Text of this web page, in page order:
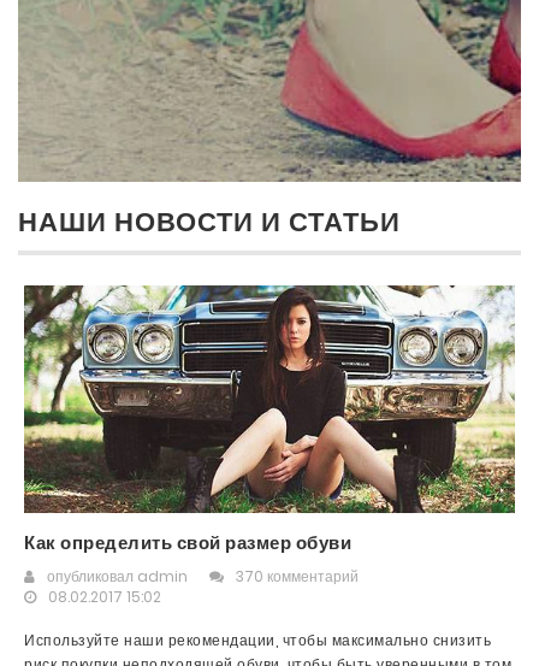
НАШИ НОВОСТИ И СТАТЬИ
Как определить свой размер обуви
опубликовал admin
370 комментарий
08.02.2017 15:02
Используйте наши рекомендации, чтобы максимально снизить